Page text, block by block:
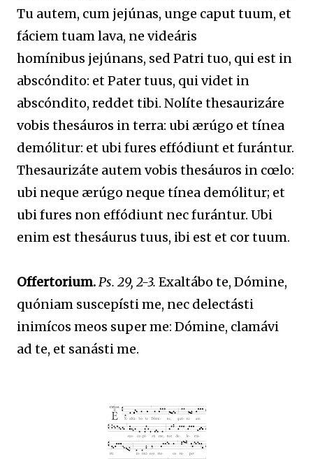
Tu autem, cum jejúnas, unge caput tuum, et
fáciem tuam lava, ne videáris
homínibus jejúnans, sed Patri tuo, qui est in
abscóndito: et Pater tuus, qui videt in
abscóndito, reddet tibi. Nolíte thesaurizáre
vobis thesáuros in terra: ubi ærúgo et tínea
demólitur: et ubi fures effódiunt et furántur.
Thesaurizáte autem vobis thesáuros in cœlo:
ubi neque ærúgo neque tínea demólitur; et
ubi fures non effódiunt nec furántur. Ubi
enim est thesáurus tuus, ibi est et cor tuum.
Offertorium.Ps. 29, 2-3. Exaltábo te, Dómine,
quóniam suscepísti me, nec delectásti
inimícos meos super me: Dómine, clamávi
ad te, et sanásti me.